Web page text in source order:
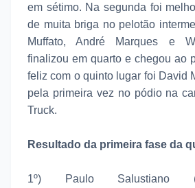
em sétimo. Na segunda foi
de muita briga no pelotão
Muffato, André Marques e
finalizou em quarto e chegou ao
feliz com o quinto lugar foi David
pela primeira vez no pódio na
Truck.
Resultado da primeira fase da
1º) Paulo Salustiano